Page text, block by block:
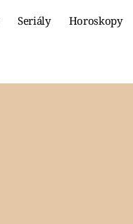
Seriály Horoskopy